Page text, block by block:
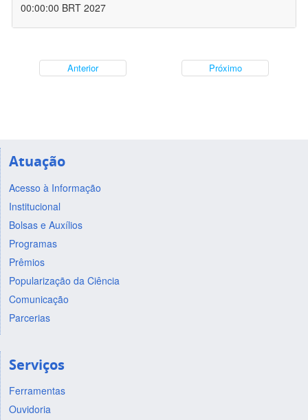
00:00:00 BRT 2027
Anterior Próximo
Atuação
Acesso à Informação
Institucional
Bolsas e Auxílios
Programas
Prêmios
Popularização da Ciência
Comunicação
Parcerias
Serviços
Ferramentas
Ouvidoria